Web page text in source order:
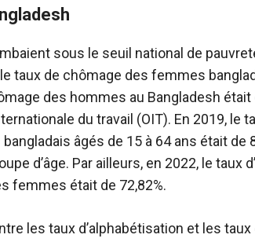
sous le seuil national de
taux de chômage des femmes
des hommes au Bangladesh était
du travail (OIT). En 2019, le
âgés de 15 à 64 ans était de
d’âge. Par ailleurs, en 2022, le taux
femmes était de 72,82%.
les taux d’alphabétisation et les taux